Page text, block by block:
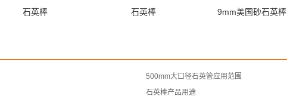
石英棒 石英棒 9mm美国砂石英棒
500mm大口径石英管应用范围
石英棒产品用途